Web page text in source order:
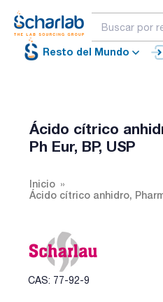
Resto del Mundo
Ácido cítrico
Ph Eur, BP, USP
Inicio
Ácido cítrico anhidro,
CAS: 77-92-9